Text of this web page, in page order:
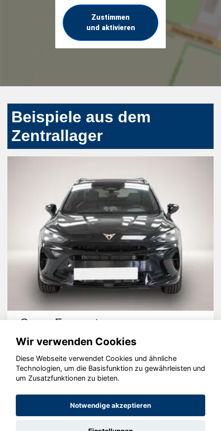
Zustimmen
und aktivieren
Beispiele aus dem
Zentrallager
Cupra Formentor
© konjunkturmotor.de GmbH 2020 - 2026
Wir verwenden Cookies
Diese Webseite verwendet Cookies und ähnliche
Technologien, um die Basisfunktion zu gewährleisten und
um Zusatzfunktionen zu bieten.
Notwendige akzeptieren